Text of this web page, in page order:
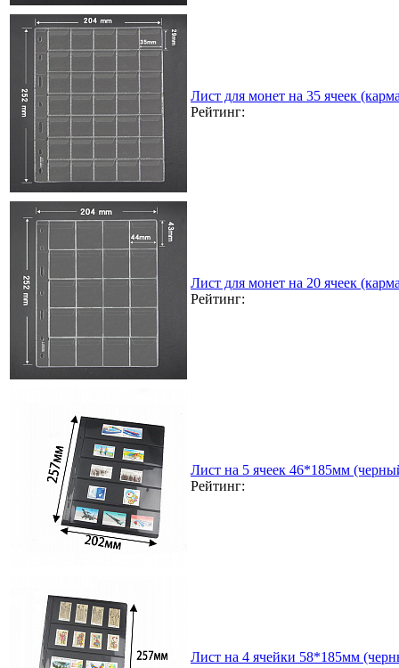
Лист для монет на 35 ячеек
Рейтинг:
Лист для монет на 20 ячеек
Рейтинг:
Лист на 5 ячеек 46*185мм
Рейтинг:
Лист на 4 ячейки 58*185мм